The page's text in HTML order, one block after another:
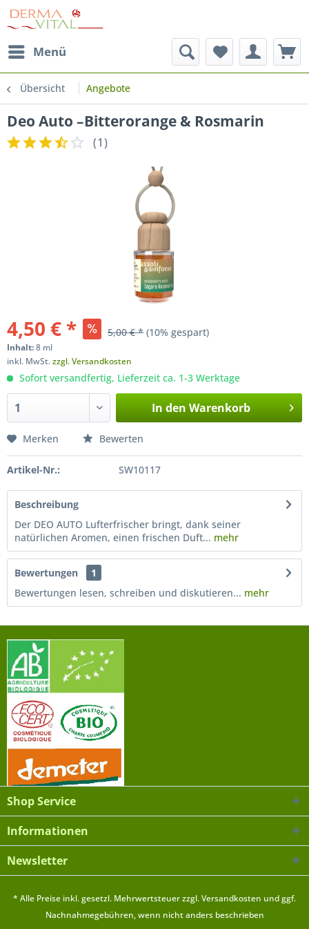
Menü
Übersicht Angebote
Deo Auto –Bitterorange & Rosmarin
(1)
4,50 € * 5,00 € * (10% gespart)
Inhalt:8 ml
inkl. MwSt.zzgl. Versandkosten
Sofort versandfertig, Lieferzeit ca. 1-3 Werktage
In den Warenkorb
Merken Bewerten
Artikel-Nr.: SW10117
Beschreibung
Der DEO AUTO Lufterfrischer bringt, dank seiner
natürlichen Aromen, einen frischen Duft... mehr
Bewertungen
1
Bewertungen lesen, schreiben und diskutieren... mehr
Shop Service
Informationen
Newsletter
* Alle Preise inkl. gesetzl. Mehrwertsteuer zzgl.Versandkosten und ggf.
Nachnahmegebühren, wenn nicht anders beschrieben